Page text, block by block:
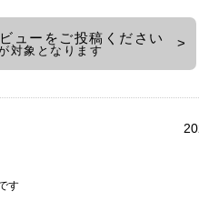
ューをご投稿ください
対象となります
す